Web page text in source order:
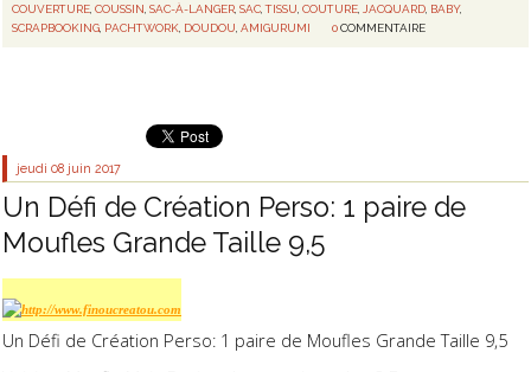
COUVERTURE ,COUSSIN ,SAC-À-LANGER ,SAC ,TISSU ,COUTURE JACQUARD BABY,
SCRAPBOOKING PACHTWORK DOUDOU ,AMIGURUMI 0 COMMENTAIRE
jeudi 08 juin 2017
Un Défi de Création Perso: 1 paire de
Moufles Grande Taille 9,5
Un Défi de Création Perso: 1 paire de Moufles Grande Taille 9,5